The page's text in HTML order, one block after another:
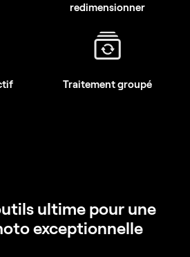
redimensionner
Traitement groupé
ultime pour une
exceptionnelle